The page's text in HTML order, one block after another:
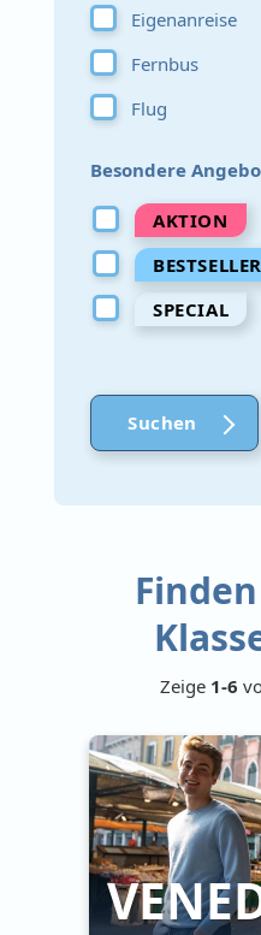
Eigenanreise
Fernbus
Flug
Besondere
AKTION
BESTSELLER
SPECIAL
Suchen
Zeige 1-6